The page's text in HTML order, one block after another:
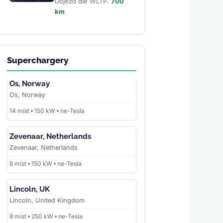
km
Superchargery
Os, Norway
Os, Norway
14 míst • 150 kW • ne-Tesla
Zevenaar, Netherlands
Zevenaar, Netherlands
8 míst • 150 kW • ne-Tesla
Lincoln, UK
Lincoln, United Kingdom
8 míst • 250 kW • ne-Tesla